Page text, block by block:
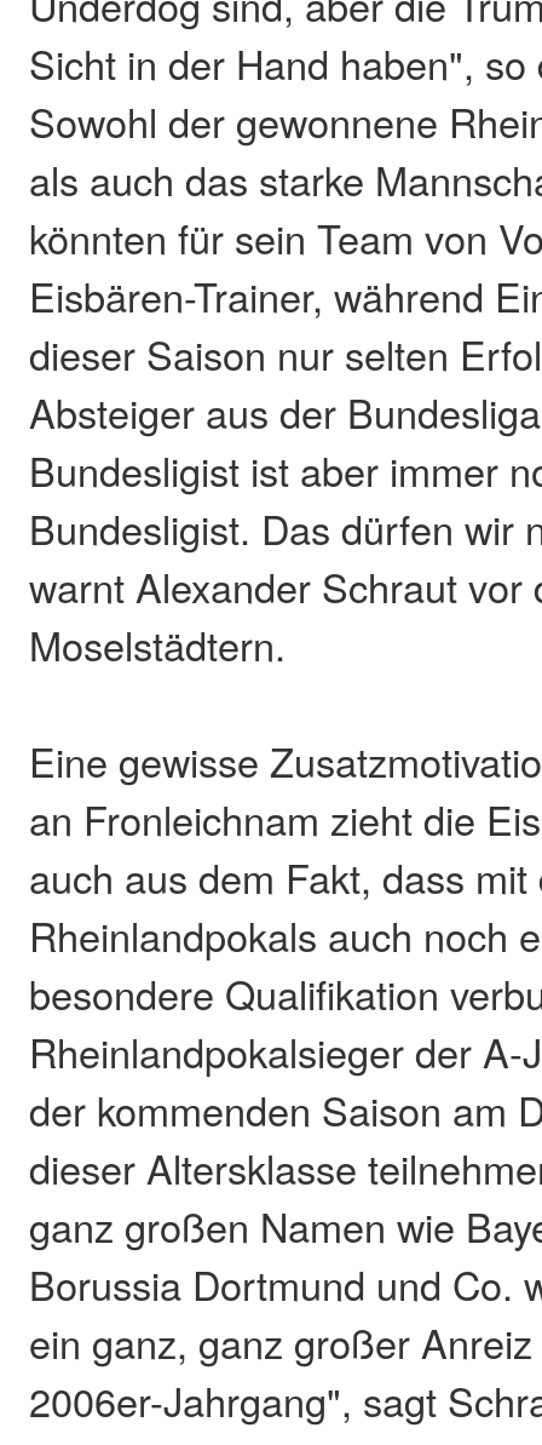
Sicht in der Hand haben",
Sowohl der gewonnene
als auch das starke
könnten für sein Team von
Eisbären-Trainer, während
dieser Saison nur selten
Absteiger aus der
Bundesligist ist aber immer
Bundesligist. Das dürfen wir
warnt Alexander Schraut vor
Moselstädtern.
Eine gewisse
an Fronleichnam zieht die
auch aus dem Fakt, dass
Rheinlandpokals auch noch
besondere Qualifikation
Rheinlandpokalsieger der
der kommenden Saison am
dieser Altersklasse
ganz großen Namen wie
Borussia Dortmund und Co.
ein ganz, ganz großer
2006er-Jahrgang", sagt